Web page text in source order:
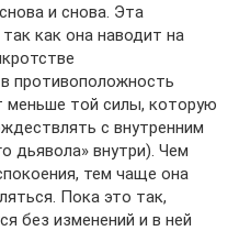
и снова. Эта
как она наводит на
противоположность
меньше той силы, которую
с внутренним
дьявола» внутри). Чем
тем чаще она
Пока это так,
без изменений и в ней